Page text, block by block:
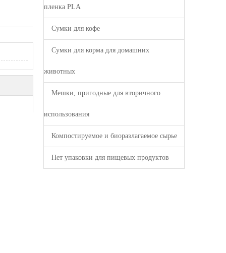
пленка PLA
Сумки для кофе
Сумки для корма для домашних
животных
Мешки, пригодные для вторичного
использования
Компостируемое и биоразлагаемое сырье
Нет упаковки для пищевых продуктов